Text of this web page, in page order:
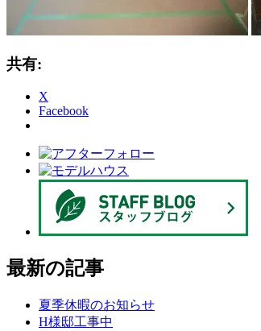
共有:
X
Facebook
最新の記事
夏季休暇のお知らせ
H様邸工事中